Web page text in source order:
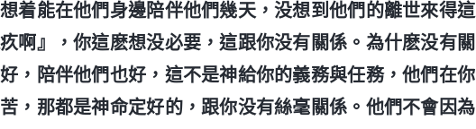
着能在他們身邊陪伴他們幾天，没想到他們的離世來得這
啊』，你這麽想没必要，這跟你没有關係。為什麽没有關
，陪伴他們也好，這不是神給你的義務與任務，他們在你
，那都是神命定好的，跟你没有絲毫關係。他們不會因為